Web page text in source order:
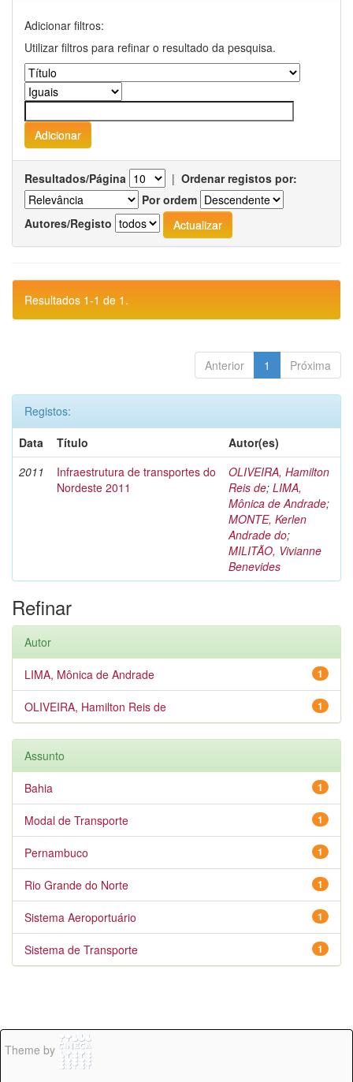
Adicionar filtros:
Utilizar filtros para refinar o resultado da pesquisa.
Resultados/Página | Ordenar registos por:
Por ordem
Autores/Registo
Resultados 1-1 de 1.
Anterior 1 Próxima
Registos:
Data
Título
Autor(es)
2011
Infraestrutura de transportes do
Nordeste 2011
OLIVEIRA, Hamilton
Reis de; LIMA,
Mônica de Andrade;
MONTE, Kerlen
Andrade do;
MILITÃO, Vivianne
Benevides
Refinar
Autor
1
LIMA, Mônica de Andrade
1
OLIVEIRA, Hamilton Reis de
Assunto
1
Bahia
1
Modal de Transporte
1
Pernambuco
1
Rio Grande do Norte
1
Sistema Aeroportuário
1
Sistema de Transporte
Theme by